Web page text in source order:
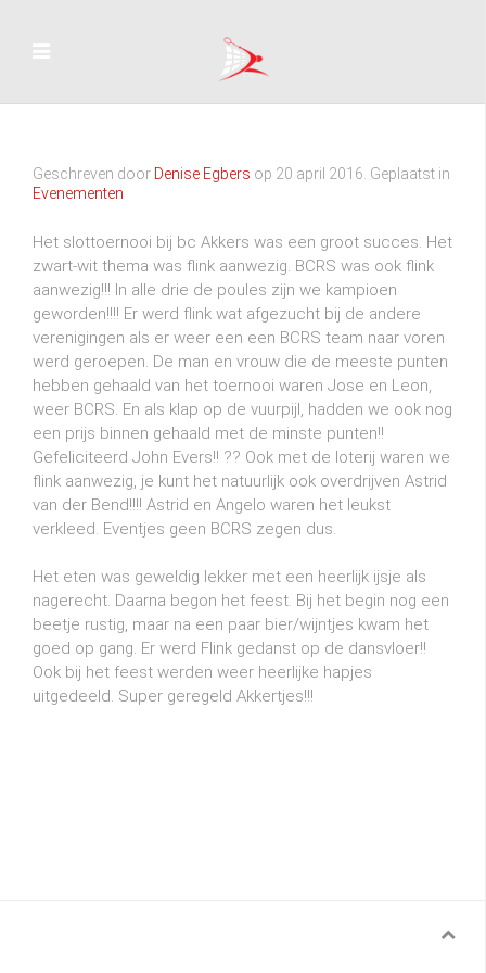
Geschreven door Denise Egbers op 20 april 2016 . Geplaatst in
Evenementen
Het slottoernooi bij bc Akkers was een groot succes. Het
zwart-wit thema was flink aanwezig. BCRS was ook flink
aanwezig!!! In alle drie de poules zijn we kampioen
geworden!!!! Er werd flink wat afgezucht bij de andere
verenigingen als er weer een een BCRS team naar voren
werd geroepen. De man en vrouw die de meeste punten
hebben gehaald van het toernooi waren Jose en Leon,
weer BCRS. En als klap op de vuurpijl, hadden we ook nog
een prijs binnen gehaald met de minste punten!!
Gefeliciteerd John Evers!! ?? Ook met de loterij waren we
flink aanwezig, je kunt het natuurlijk ook overdrijven Astrid
van der Bend!!!! Astrid en Angelo waren het leukst
verkleed. Eventjes geen BCRS zegen dus.
Het eten was geweldig lekker met een heerlijk ijsje als
nagerecht. Daarna begon het feest. Bij het begin nog een
beetje rustig, maar na een paar bier/wijntjes kwam het
goed op gang. Er werd Flink gedanst op de dansvloer!!
Ook bij het feest werden weer heerlijke hapjes
uitgedeeld. Super geregeld Akkertjes!!!